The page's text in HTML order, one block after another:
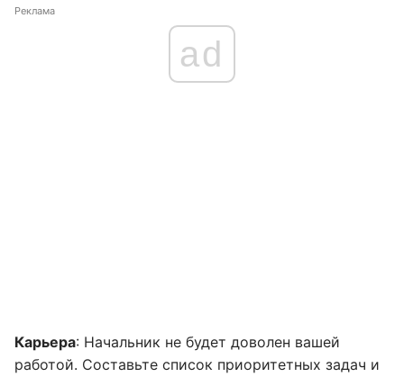
Реклама
ad
Карьера: Начальник не будет доволен вашей
работой. Составьте список приоритетных задач и